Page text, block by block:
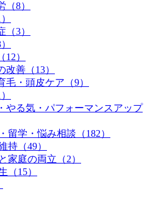
（8）
（3）
）
改善（13）
毛・頭皮ケア（9）
やる気・パフォーマンスアップ
留学・悩み相談（182）
持（49）
家庭の両立（2）
（15）